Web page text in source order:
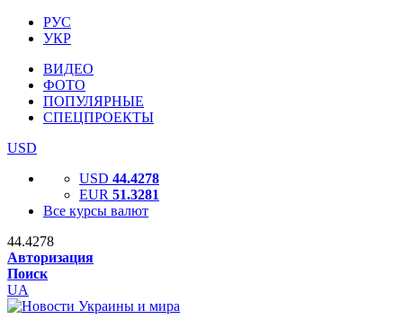
РУС
УКР
ВИДЕО
ФОТО
ПОПУЛЯРНЫЕ
СПЕЦПРОЕКТЫ
USD
USD 44.4278
EUR 51.3281
Все курсы валют
44.4278
Авторизация
Поиск
UA